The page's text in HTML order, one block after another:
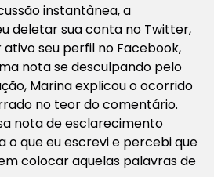
instantânea, a
deletar sua conta no Twitter,
seu perfil no Facebook,
nota se desculpando pelo
Marina explicou o ocorrido
no teor do comentário.
nota de esclarecimento
o que eu escrevi e percebi que
colocar aquelas palavras de